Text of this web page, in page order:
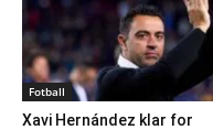
Fotball
Xavi Hernández klar for